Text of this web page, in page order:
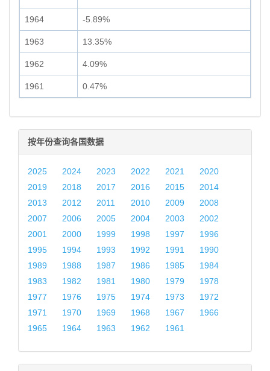
1964 -5.89%
1963 13.35%
1962 4.09%
1961 0.47%
按年份查询各国数据
2025 2024 2023 2022 2021
2020
2019
2018 2017 2016 2015
2014
2013
2012 2011 2010 2009
2008
2007
2006 2005 2004 2003
2002
2001
2000 1999 1998 1997
1996
1995
1994 1993 1992 1991
1990
1989
1988 1987 1986 1985
1984
1983
1982 1981 1980 1979
1978
1977
1976 1975 1974 1973
1972
1971
1970 1969 1968 1967
1966
1965
1964 1963 1962 1961